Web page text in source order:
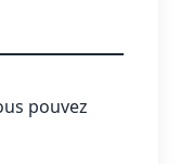
pouvez